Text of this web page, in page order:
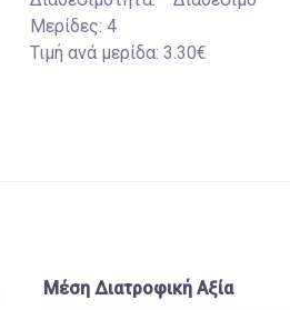
Μερίδες: 4
Τιμή ανά μερίδα: 3.30€
Μέση Διατροφική Αξία